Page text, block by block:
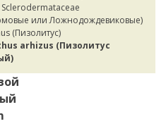
или Ложнодождевиковые)
(Пизолитус)
arhizus (Пизолитус